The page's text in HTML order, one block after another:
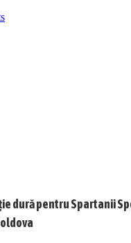
dură pentru Spartanii